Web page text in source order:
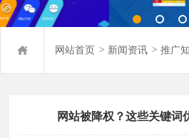
网站首页 > 新闻资讯 > 推广
网站被降权？这些关键词